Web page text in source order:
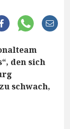
den sich
schwach,